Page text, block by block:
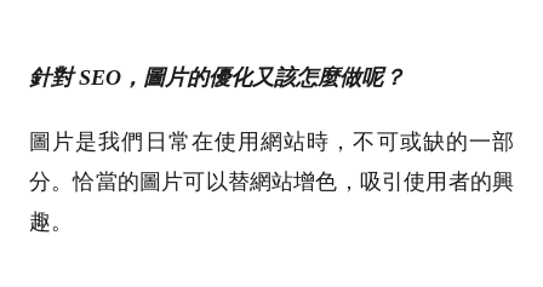
針對 SEO，圖片的優化又該怎麼做呢？
圖片是我們日常在使用網站時，不可或缺的一部
分。恰當的圖片可以替網站增色，吸引使用者的興
趣。